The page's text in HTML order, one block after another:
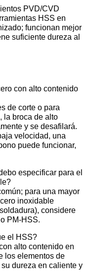
PVD/CVD
HSS en
funcionan mejor
suficiente dureza al
con alto contenido
de corte o para
la broca de alto
y se desafilará.
velocidad, una
puede funcionar,
especificar para el
para una mayor
inoxidable
considere
PM-HSS.
el HSS?
alto contenido en
los elementos de
dureza en caliente y